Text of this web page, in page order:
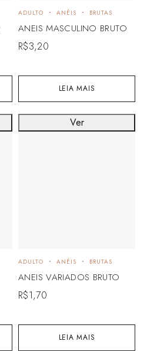
LEIA MAIS
ADULTO ANÉIS BRUTAS
ANEIS MASCULINO BRUTO
R$3,20
LEIA MAIS
ADULTO ANÉIS BRUTAS
ANEIS VARIADOS BRUTO
R$1,70
Ver